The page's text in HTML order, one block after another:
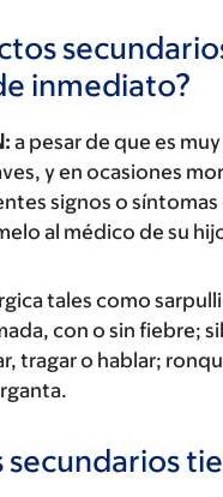
inmediato?
a pesar de que es
y en ocasiones
signos o
al médico de su
tales como
con o sin fiebre;
tragar o hablar;